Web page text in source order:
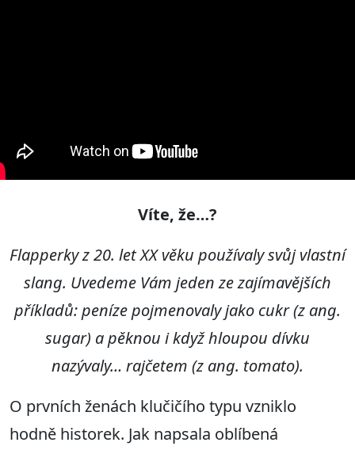
Víte, že…?
Flapperkyz 20. let XXvěku používaly svůj vlastní
slang. Uvedeme Vám jeden ze zajímavějších
příkladů: peníze pojmenovaly jako cukr(z ang.
sugar) a pěknou i když hloupou dívku
nazývaly… rajčetem (z ang. tomato).
O prvních ženách klučičího typu vzniklo
hodně historek. Jak napsala oblíbená